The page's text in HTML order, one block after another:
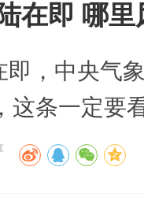
在即 哪
，中央气
这条一定要